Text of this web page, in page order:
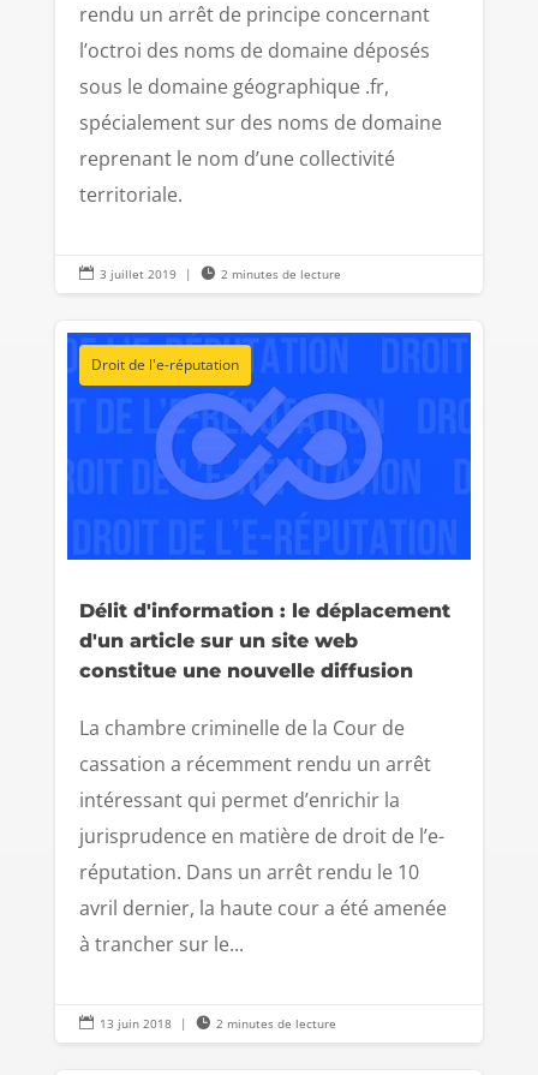
rendu un arrêt de principe concernant
l’octroi des noms de domaine déposés
sous le domaine géographique .fr,
spécialement sur des noms de domaine
reprenant le nom d’une collectivité
territoriale.
 3 juillet 2019 |  2 minutes de lecture
Droit de l'e-réputation
Délit d'information : le déplacement
d'un article sur un site web
constitue une nouvelle diffusion
La chambre criminelle de la Cour de
cassation a récemment rendu un arrêt
intéressant qui permet d’enrichir la
jurisprudence en matière de droit de l’e-
réputation. Dans un arrêt rendu le 10
avril dernier, la haute cour a été amenée
à trancher sur le...
 13 juin 2018 |  2 minutes de lecture